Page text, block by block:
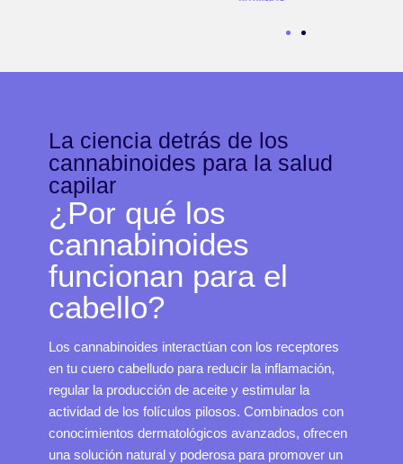
La ciencia detrás de los
cannabinoides para la salud
capilar
¿Por qué los
cannabinoides
funcionan para el
cabello?
Los cannabinoides interactúan con los receptores
en tu cuero cabelludo para reducir la inflamación,
regular la producción de aceite y estimular la
actividad de los folículos pilosos. Combinados con
conocimientos dermatológicos avanzados, ofrecen
una solución natural y poderosa para promover un